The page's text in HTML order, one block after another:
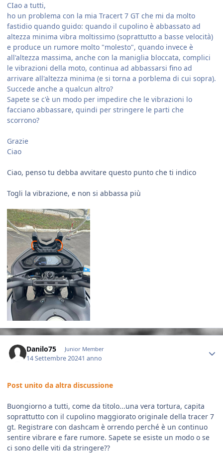
CIao a tutti,
ho un problema con la mia Tracert 7 GT che mi da molto
fastidio quando guido: quando il cupolino è abbassato ad
altezza minima vibra moltissimo (soprattutto a basse velocità)
e produce un rumore molto "molesto", quando invece è
all'altezza massima, anche con la maniglia bloccata, complici
le vibrazioni della moto, continua ad abbassarsi fino ad
arrivare all'altezza minima (e si torna a porblema di cui sopra).
Succede anche a qualcun altro?
Sapete se c'è un modo per impedire che le vibrazioni lo
facciano abbassare, quindi per stringere le parti che
scorrono?
Grazie
Ciao
Ciao, penso tu debba avvitare questo punto che ti indico
Togli la vibrazione, e non si abbassa più
Danilo75 Junior Member
14 Settembre 20241 anno
Post unito da altra discussione
Buongiorno a tutti, come da titolo...una vera tortura, capita
soprattutto con il cupolino maggiorato originale della tracer 7
gt. Registrare con dashcam è orrendo perché è un continuo
sentire vibrare e fare rumore. Sapete se esiste un modo o se
ci sono delle viti da stringere??